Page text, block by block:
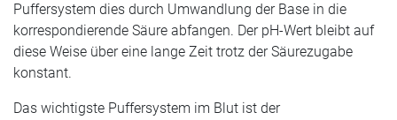
Puffersystem dies durch Umwandlung der Base in die
korrespondierende Säure abfangen. Der pH-Wert bleibt auf
diese Weise über eine lange Zeit trotz der Säurezugabe
konstant.
Das wichtigste Puffersystem im Blut ist der